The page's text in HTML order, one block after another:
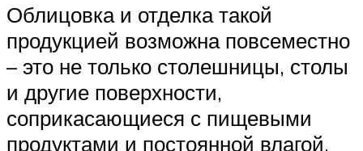
Облицовка и отделка такой
продукцией возможна повсеместно
– это не только столешницы, столы
и другие поверхности,
соприкасающиеся с пищевыми
продуктами и постоянной влагой,